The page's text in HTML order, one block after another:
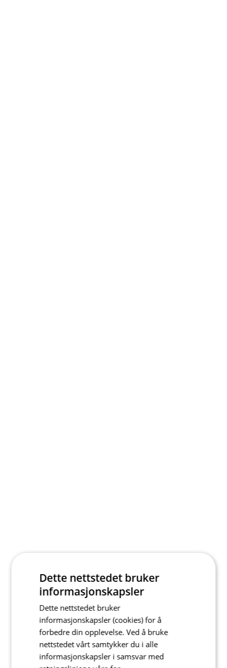
Dette nettstedet bruker
informasjonskapsler
Dette nettstedet bruker
informasjonskapsler (cookies) for å
forbedre din opplevelse. Ved å bruke
nettstedet vårt samtykker du i alle
informasjonskapsler i samsvar med